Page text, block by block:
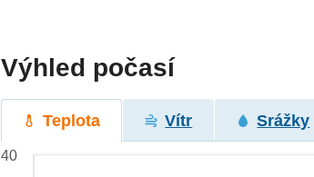
Výhled počasí
Teplota Vítr Srážky
40